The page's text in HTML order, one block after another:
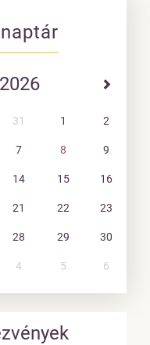
31 1 2
7 8 9
14 15 16
21 22 23
28 29 30
4 5 6